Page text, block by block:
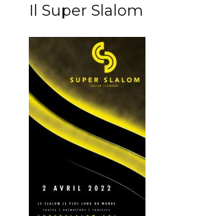
Il Super Slalom